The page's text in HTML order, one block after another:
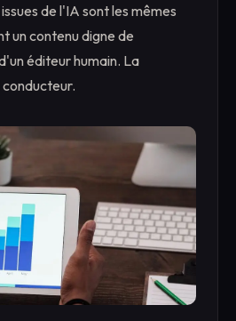
de l'IA sont les mêmes
un contenu digne de
éditeur humain. La